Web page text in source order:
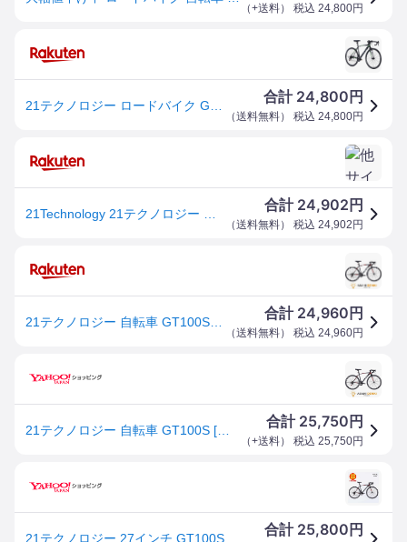
（+送料） 税込 24,800円
合計 24,800 円
（送料無料） 税込 24,800円
合計 24,902 円
（送料無料） 税込 24,902 円
合計 24,960 円
（送料無料） 税込 24,960円
合計 25,750 円
（+送料） 税込 25,750円
合計 25,800 円